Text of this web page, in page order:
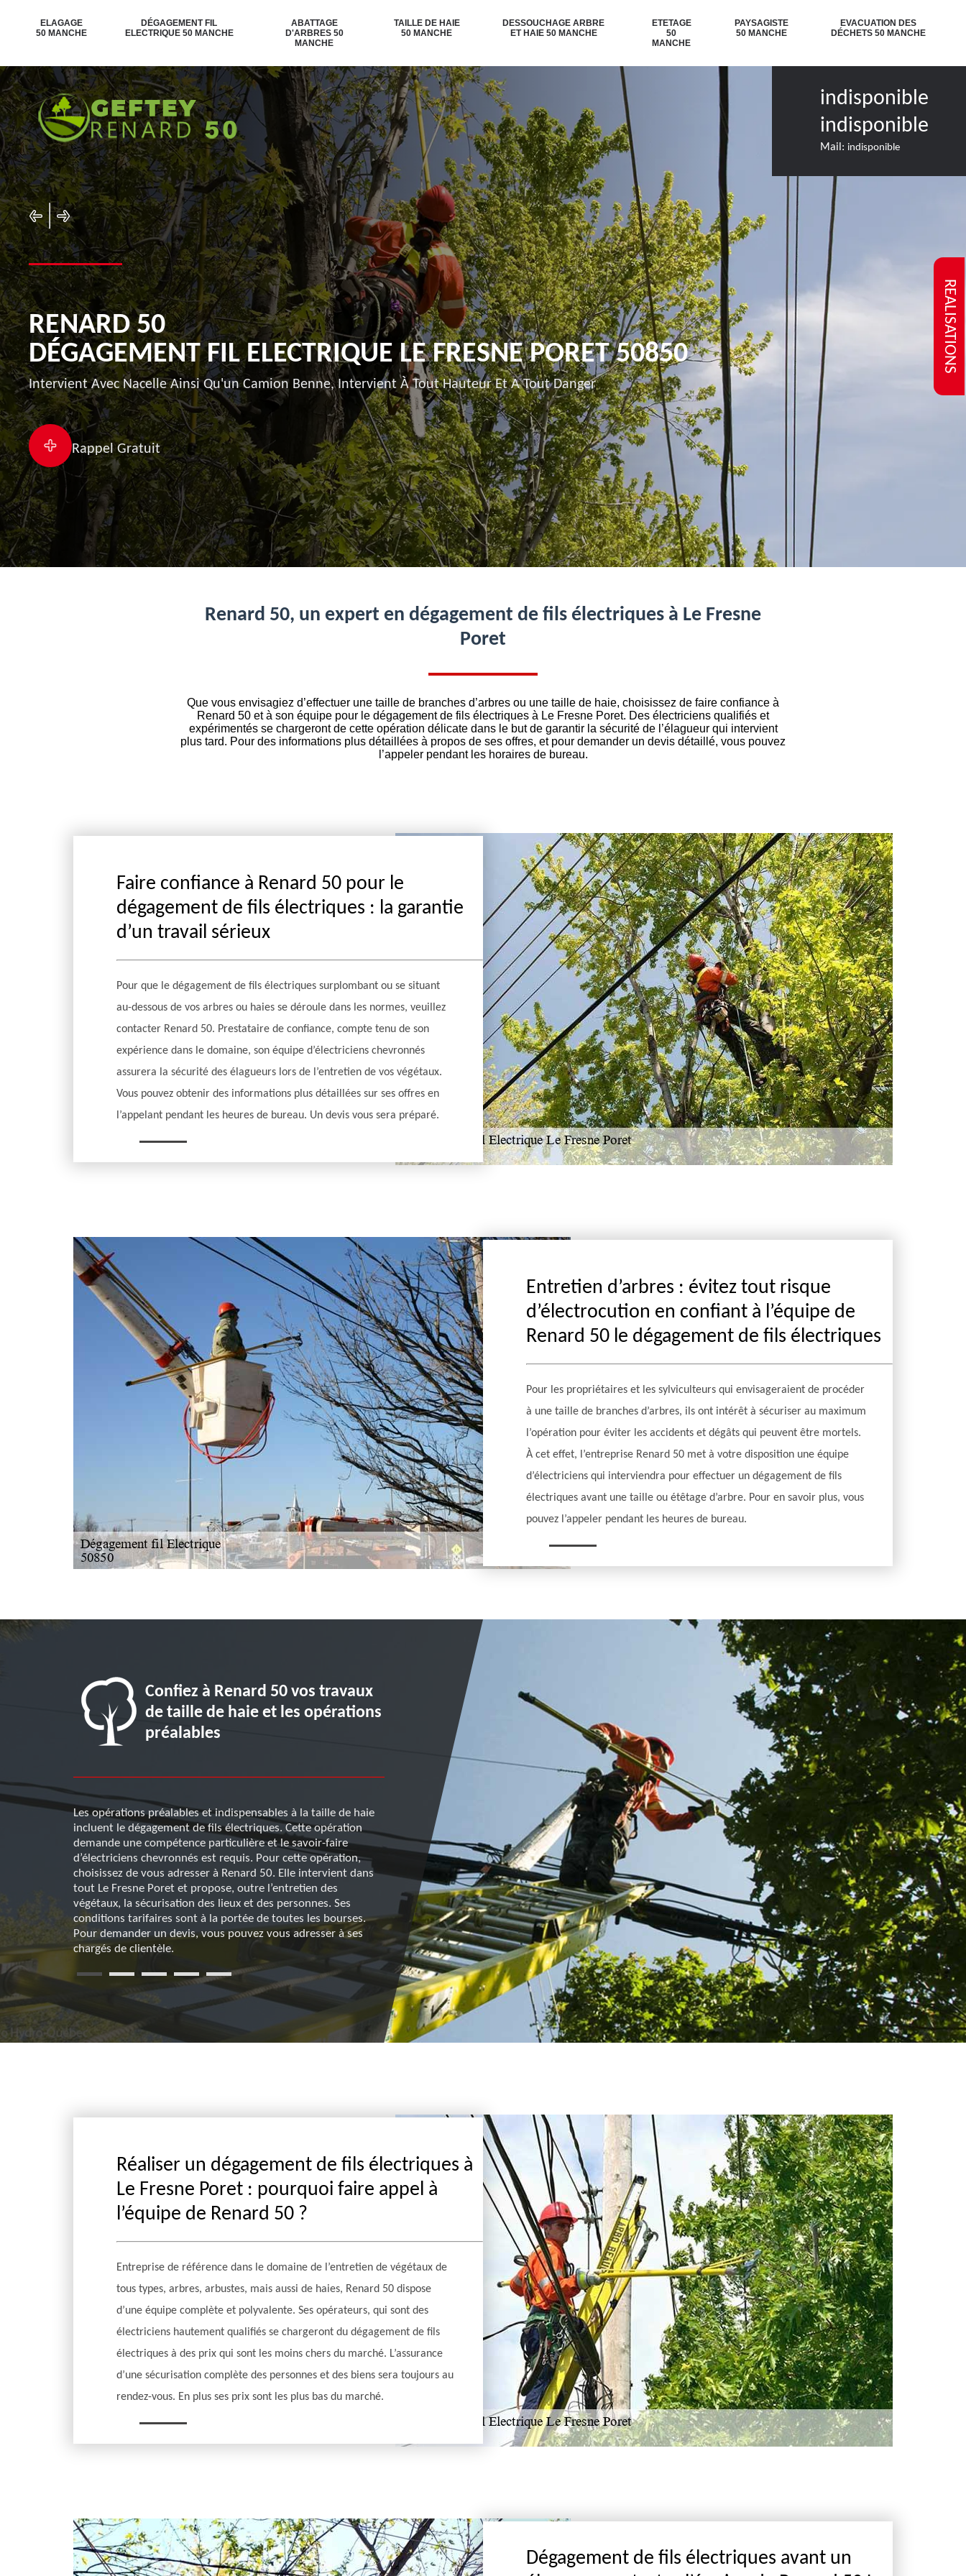
REALISATIONS
ELAGAGE
50 MANCHE
DÉGAGEMENT FIL
ELECTRIQUE 50 MANCHE
ABATTAGE
D'ARBRES 50
MANCHE
TAILLE DE HAIE
50 MANCHE
DESSOUCHAGE ARBRE
ET HAIE 50 MANCHE
ETETAGE
50
MANCHE
PAYSAGISTE
50 MANCHE
EVACUATION DES
DÉCHETS 50 MANCHE
indisponible
indisponible
Mail: indisponible
RENARD 50
DÉGAGEMENT FIL ELECTRIQUE LE FRESNE PORET 50850
Intervient Avec Nacelle Ainsi Qu'un Camion Benne, Intervient À Tout Hauteur Et A Tout Danger
Rappel Gratuit
Renard 50, un expert en dégagement de fils électriques à Le Fresne
Poret
Que vous envisagiez d’effectuer une taille de branches d’arbres ou une taille de haie, choisissez de faire confiance à
Renard 50 et à son équipe pour le dégagement de fils électriques à Le Fresne Poret. Des électriciens qualifiés et
expérimentés se chargeront de cette opération délicate dans le but de garantir la sécurité de l’élagueur qui intervient
plus tard. Pour des informations plus détaillées à propos de ses offres, et pour demander un devis détaillé, vous pouvez
l’appeler pendant les horaires de bureau.
Faire confiance à Renard 50 pour le
dégagement de fils électriques : la garantie
d’un travail sérieux
Pour que le dégagement de fils électriques surplombant ou se situant
au-dessous de vos arbres ou haies se déroule dans les normes, veuillez
contacter Renard 50. Prestataire de confiance, compte tenu de son
expérience dans le domaine, son équipe d’électriciens chevronnés
assurera la sécurité des élagueurs lors de l’entretien de vos végétaux.
Vous pouvez obtenir des informations plus détaillées sur ses offres en
l’appelant pendant les heures de bureau. Un devis vous sera préparé.
Entretien d’arbres : évitez tout risque
d’électrocution en confiant à l’équipe de
Renard 50 le dégagement de fils électriques
Pour les propriétaires et les sylviculteurs qui envisageraient de procéder
à une taille de branches d’arbres, ils ont intérêt à sécuriser au maximum
l’opération pour éviter les accidents et dégâts qui peuvent être mortels.
À cet effet, l’entreprise Renard 50 met à votre disposition une équipe
d’électriciens qui interviendra pour effectuer un dégagement de fils
électriques avant une taille ou étêtage d’arbre. Pour en savoir plus, vous
pouvez l’appeler pendant les heures de bureau.
avant toute
Confiez à Renard 50 vos travaux
de taille de haie et les opérations
préalables
Les opérations préalables et indispensables à la taille de haie
incluent le dégagement de fils électriques. Cette opération
demande une compétence particulière et le savoir-faire
d’électriciens chevronnés est requis. Pour cette opération,
choisissez de vous adresser à Renard 50. Elle intervient dans
tout Le Fresne Poret et propose, outre l’entretien des
végétaux, la sécurisation des lieux et des personnes. Ses
conditions tarifaires sont à la portée de toutes les bourses.
Pour demander un devis, vous pouvez vous adresser à ses
chargés de clientèle.
Pourquoi recourir à un
professionnel pour la réalisation
de fils électriques ?
Lorsque vous allez effectuer un abattage ou étêtage ou encore
taille d’arbre, et que celui-ci est déjà entré ou puisse
s’accrocher à des fils électriques, un dégagement de ces
derniers est une obligation préalable. À cet effet, le recours à
un professionnel est indispensable, car la manipulation de fils
de moyenne et haute tension est dangereuse. L’entreprise
d’entretien d’arbres Renard 50 propose des services complets
et s’appuie sur une équipe chevronnée pour ce type
d’intervention. Ses prix sont les plus bas du marché.
Dégagement de fils
des prix pas chers : faites
l’équipe de Renard 50
Entreprise de référence dans le domaine de l’entretien
et arbustes, Renard 50 met à la disposition de sa
différents corps de métier qui interviennent pour
réussite de l’élagage ou de l’étêtage de vos végétaux.
élagueurs, elle dispose aussi d’une équipe
réalisent un dégagement de fils électriques à des prix
les plus bas du marché. Pour en savoir plus, vous
l’appeler pendant les horaires de bureau.
Réaliser un dégagement de fils électriques à
Le Fresne Poret : pourquoi faire appel à
l’équipe de Renard 50 ?
Entreprise de référence dans le domaine de l’entretien de végétaux de
tous types, arbres, arbustes, mais aussi de haies, Renard 50 dispose
d’une équipe complète et polyvalente. Ses opérateurs, qui sont des
électriciens hautement qualifiés se chargeront du dégagement de fils
électriques à des prix qui sont les moins chers du marché. L’assurance
d’une sécurisation complète des personnes et des biens sera toujours au
rendez-vous. En plus ses prix sont les plus bas du marché.
Dégagement de fils électriques avant un